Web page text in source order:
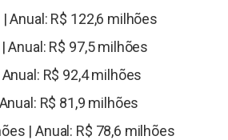
Anual: R$ 122,6 milhões
Anual: R$ 97,5 milhões
R$ 92,4 milhões
R$ 81,9 milhões
| Anual: R$ 78,6 milhões